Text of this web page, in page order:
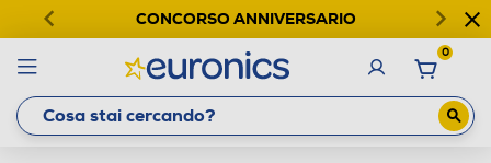
CONCORSO ANNIVERSARIO
0